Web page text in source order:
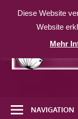
Inhalt
weitereNAVIGATION
Diese Website
Website
Mehr